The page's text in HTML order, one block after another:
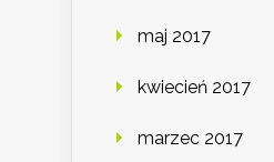
maj 2017
kwiecień 2017
marzec 2017